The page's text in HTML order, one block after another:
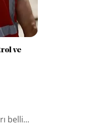
ve
belli...